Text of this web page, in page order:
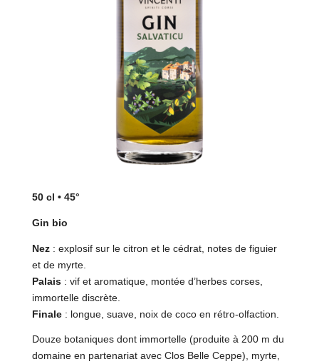
50 cl • 45°
Gin bio
Nez : explosif sur le citron et le cédrat, notes de figuier
et de myrte.
Palais : vif et aromatique, montée d’herbes corses,
immortelle discrète.
Finale : longue, suave, noix de coco en rétro-olfaction.
Douze botaniques dont immortelle (produite à 200 m du
domaine en partenariat avec Clos Belle Ceppe), myrte,